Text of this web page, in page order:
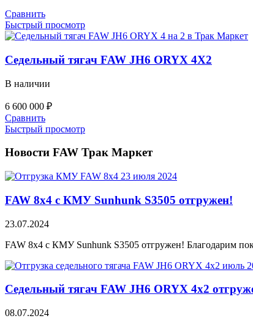
Сравнить
Быстрый просмотр
Седельный тягач FAW JH6 ORYX 4X2
В наличии
6 600 000 ₽
Сравнить
Быстрый просмотр
Новости FAW Трак Маркет
FAW 8х4 с КМУ Sunhunk S3505 отгружен!
23.07.2024
FAW 8х4 с КМУ Sunhunk S3505 отгружен! Благодарим
Седельный тягач FAW JH6 ORYX 4х2
08.07.2024